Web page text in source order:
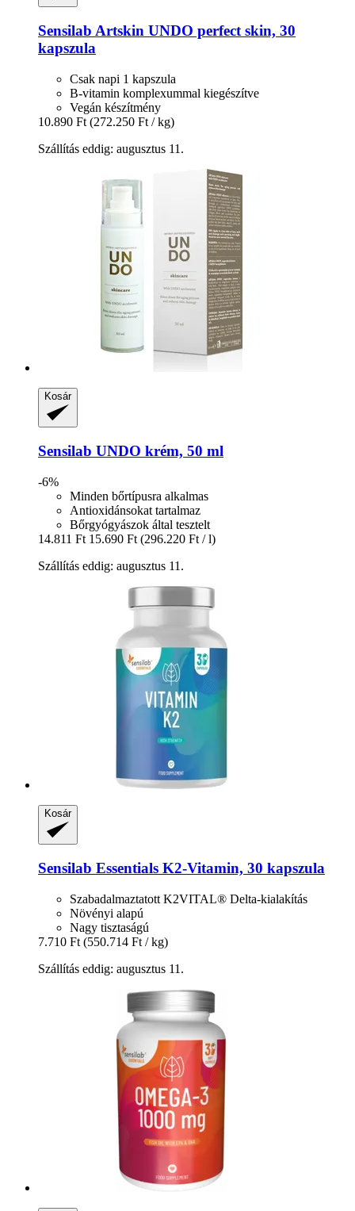
Sensilab Artskin UNDO perfect skin, 30
kapszula
Csak napi 1 kapszula
B-vitamin komplexummal kiegészítve
Vegán készítmény
10.890 Ft (272.250 Ft / kg)
Szállítás eddig: augusztus 11.
Kosár
Sensilab UNDO krém, 50 ml
-6%
Minden bőrtípusra alkalmas
Antioxidánsokat tartalmaz
Bőrgyógyászok által tesztelt
14.811 Ft 15.690 Ft (296.220 Ft / l)
Szállítás eddig: augusztus 11.
Kosár
Sensilab Essentials K2-​Vitamin, 30 kapszula
Szabadalmaztatott K2VITAL® Delta-kialakítás
Növényi alapú
Nagy tisztaságú
7.710 Ft (550.714 Ft / kg)
Szállítás eddig: augusztus 11.